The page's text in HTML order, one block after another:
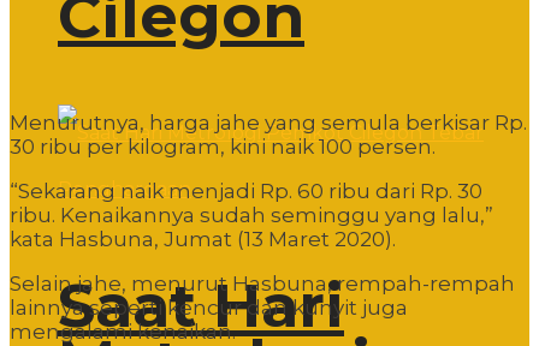
Cilegon
Saat Hari
Menurutnya, harga jahe yang semula berkisar Rp.
30 ribu per kilogram, kini naik 100 persen.
“Sekarang naik menjadi Rp. 60 ribu dari Rp. 30
ribu. Kenaikannya sudah seminggu yang lalu,”
kata Hasbuna, Jumat (13 Maret 2020).
Selain jahe, menurut Hasbuna, rempah-rempah
lainnya seperti kencur dan kunyit juga
mengalami kenaikan.